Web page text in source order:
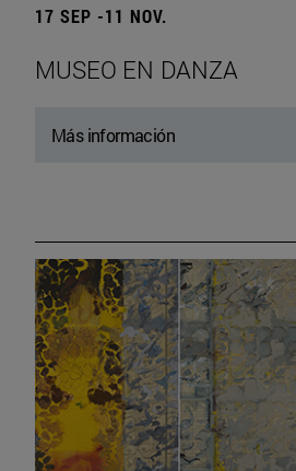
17 SEP -11 NOV.
MUSEO EN DANZA
Más información